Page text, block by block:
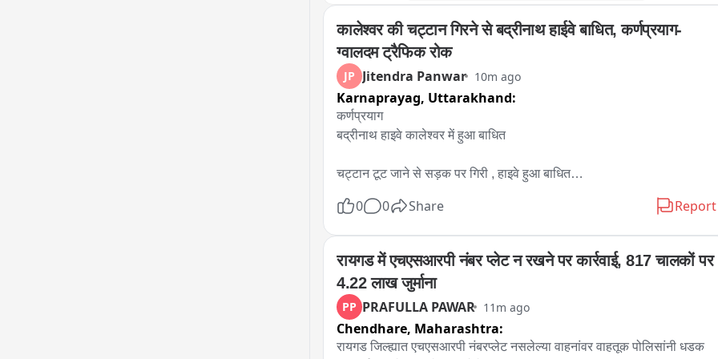
कालेश्वर की चट्टान गिरने से बद्रीनाथ हाईवे बाधित, कर्णप्रयाग-
ग्वालदम ट्रैफिक रोक
JP Jitendra Panwar 10m ago
Karnaprayag, Uttarakhand:
कर्णप्रयाग
बद्रीनाथ हाइवे कालेश्वर में हुआ बाधित
चट्टान टूट जाने से सड़क पर गिरी , हाइवे हुआ बाधित
कर्णप्रयाग ग्वालदम 24 घण्टे बाद भी नही हो पाया सुचारू
0 0 Share Report
रायगड में एचएसआरपी नंबर प्लेट न रखने पर कार्रवाई, 817 चालकों पर
4.22 लाख जुर्माना
PP PRAFULLA PAWAR 11m ago
Chendhare, Maharashtra:
रायगड जिल्ह्यात एचएसआरपी नंबरप्लेट नसलेल्या वाहनांवर वाहतूक पोलिसांनी धडक